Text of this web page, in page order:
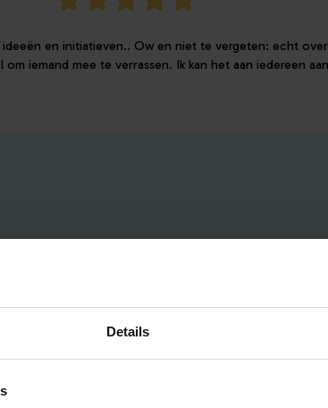
Details
en initiatieven.. Ow en niet te vergeten: echt
iemand mee te verrassen. Ik kan het aan iedereen